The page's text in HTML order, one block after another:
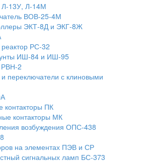
Л-13У, Л-14М
ВОВ-25-4М
ЭКТ-8Д и ЭКГ-8Ж
РС-32
ИШ-84 и ИШ-95
РВН-2
переключатели с клиновыми
контакторы ПК
контакторы МК
возбуждения ОПС-438
на элементах ПЭВ и СР
сигнальных ламп БС-373